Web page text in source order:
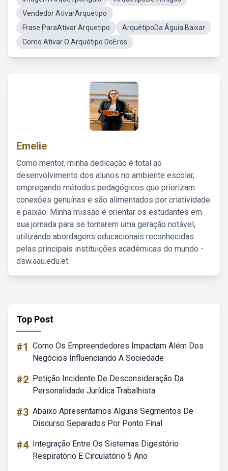
Vendedor AtivarArquetipo
Frase ParaAtivar Arquetipo
ArquétipoDa Águia Baixar
Como Ativar O Arquétipo DoEros
Emelie
Como mentor, minha dedicação é total ao
desenvolvimento dos alunos no ambiente escolar,
empregando métodos pedagógicos que priorizam
conexões genuínas e são alimentados por criatividade
e paixão. Minha missão é orientar os estudantes em
sua jornada para se tornarem uma geração notável,
utilizando abordagens educacionais reconhecidas
pelas principais instituições acadêmicas do mundo -
dsw.aau.edu.et.
Top Post
#1 Como Os Empreendedores Impactam Além Dos
Negócios Influenciando A Sociedade
#2 Petição Incidente De Desconsideração Da
Personalidade Jurídica Trabalhista
#3 Abaixo Apresentamos Alguns Segmentos De
Discurso Separados Por Ponto Final
#4 Integração Entre Os Sistemas Digestório
Respiratório E Circulatório 5 Ano